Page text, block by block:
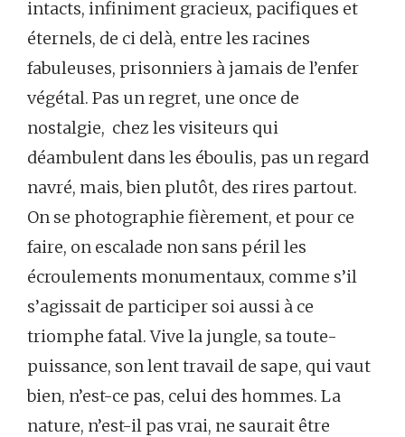
intacts, infiniment gracieux, pacifiques et
éternels, de ci delà, entre les racines
fabuleuses, prisonniers à jamais de l’enfer
végétal. Pas un regret, une once de
nostalgie, chez les visiteurs qui
déambulent dans les éboulis, pas un regard
navré, mais, bien plutôt, des rires partout.
On se photographie fièrement, et pour ce
faire, on escalade non sans péril les
écroulements monumentaux, comme s’il
s’agissait de participer soi aussi à ce
triomphe fatal. Vive la jungle, sa toute-
puissance, son lent travail de sape, qui vaut
bien, n’est-ce pas, celui des hommes. La
nature, n’est-il pas vrai, ne saurait être